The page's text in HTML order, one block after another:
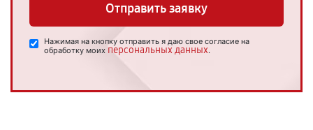
Отправить заявку
Нажимая на кнопку отправить я даю свое согласие на
обработку моих персональных данных.